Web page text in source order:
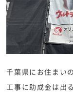
千葉県にお住まい
工事に助成金は出